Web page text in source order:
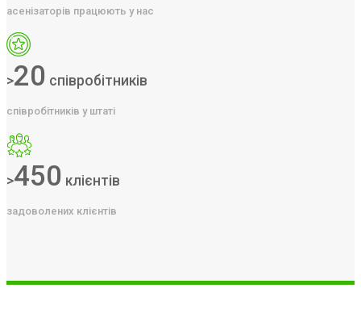
асенізаторів працюють у нас
>20 співробітників
співробітників у штаті
>450 клієнтів
задоволених клієнтів